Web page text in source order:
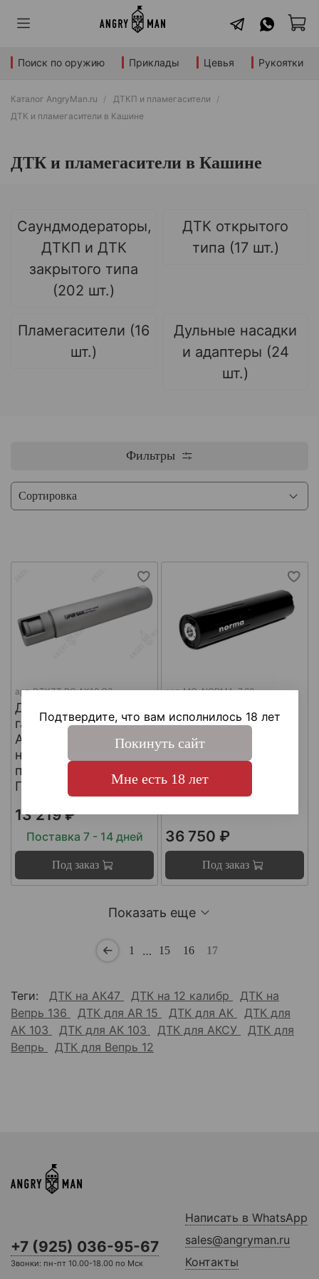
Поиск по оружию Приклады Цевья Рукоятки
Каталог AngryMan.ru
ДТКП и пламегасители
ДТК и пламегасители в Кашине
ДТК и пламегасители в Кашине
Саундмодераторы,
ДТКП и ДТК
закрытого типа
(202 шт.)
ДТК открытого
типа (17 шт.)
Пламегасители (16
шт.)
Дульные насадки
и адаптеры (24
шт.)
Фильтры
арт.DTKZT PG АК12 G3
ДТКП
газоразгруженный на
АК12 G3 (с
несъемным
пламегасителем) ,
Пафган / PufGun
13 219 ₽
Поставка 7 - 14 дней
Под заказ
арт.MG-NORMA-7.62
газоразгруженный
"NORMA" на
карабины, калибр
30-06, Matilda MG
36 750 ₽
Под заказ
Показать еще
1 … 15 16 17
Теги: ДТК на АК47 ДТК на 12 калибр
ДТК на
Вепрь 136
ДТК для AR 15 ДТК для АК
ДТК для
АК 103
ДТК для АК 103 ДТК для АКСУ
ДТК для
Вепрь
ДТК для Вепрь 12
+7 (925) 036-95-67
Звонки: пн-пт 10.00-18.00 по Мск
Написать в WhatsApp
sales@angryman.ru
Контакты
Подтвердите, что вам исполнилось 18 лет
Покинуть сайт
Мне есть 18 лет